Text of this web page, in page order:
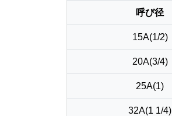
呼び径
15A(1/2)
20A(3/4)
25A(1)
32A(1 1/4)